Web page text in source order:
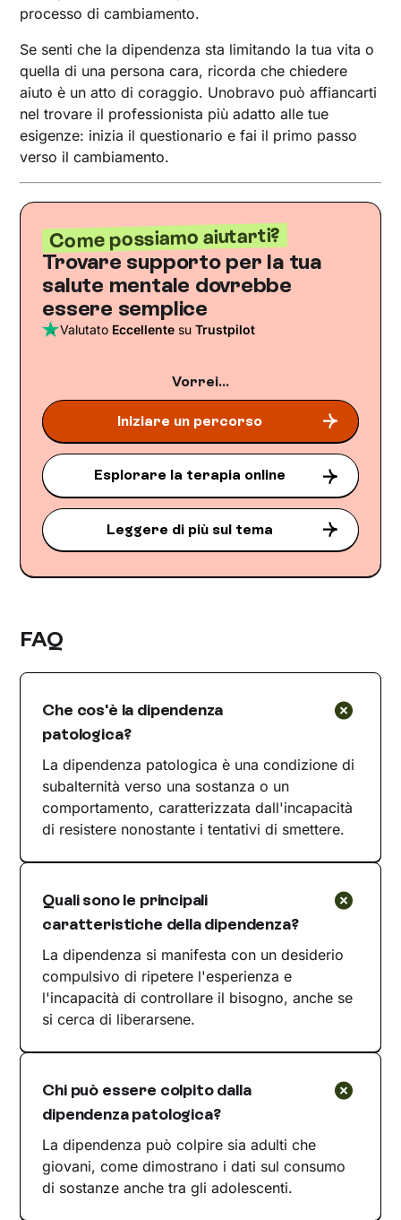
processo di cambiamento.
Se senti che la dipendenza sta limitando la tua vita o
quella di una persona cara, ricorda che chiedere
aiuto è un atto di coraggio. Unobravo può affiancarti
nel trovare il professionista più adatto alle tue
esigenze: inizia il questionario e fai il primo passo
verso il cambiamento.
Come possiamo aiutarti?
Trovare supporto per la tua
salute mentale dovrebbe
essere semplice
Valutato Eccellente suTrustpilot
Vorrei...
Iniziare un percorso
Esplorare la terapia online
Leggere di più sul tema
FAQ
Che cos'è la dipendenza
patologica?
La dipendenza patologica è una condizione di
subalternità verso una sostanza o un
comportamento, caratterizzata dall'incapacità
di resistere nonostante i tentativi di smettere.
Quali sono le principali
caratteristiche della dipendenza?
La dipendenza si manifesta con un desiderio
compulsivo di ripetere l'esperienza e
l'incapacità di controllare il bisogno, anche se
si cerca di liberarsene.
Chi può essere colpito dalla
dipendenza patologica?
La dipendenza può colpire sia adulti che
giovani, come dimostrano i dati sul consumo
di sostanze anche tra gli adolescenti.